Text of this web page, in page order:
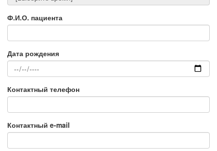
Ф.И.О. пациента
Дата рождения
Контактный телефон
Контактный e-mail